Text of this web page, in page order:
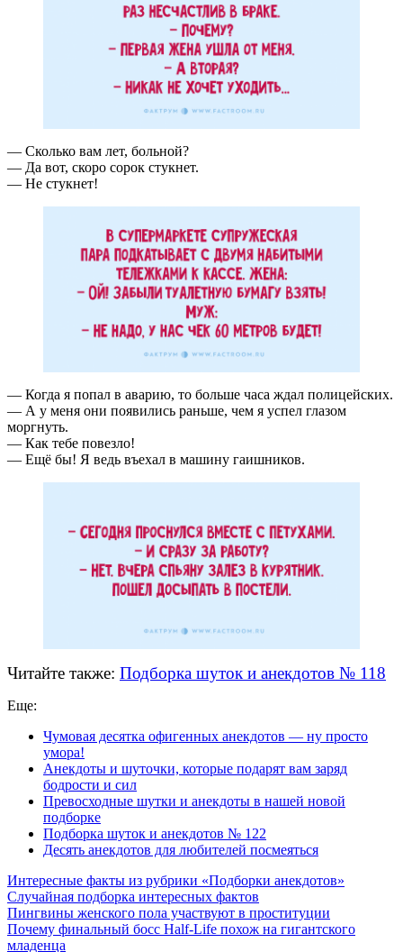
— Сколько вам лет, больной?
— Да вот, скоро сорок стукнет.
— Не стукнет!
— Когда я попал в аварию, то больше часа ждал полицейских.
— А у меня они появились раньше, чем я успел глазом
моргнуть.
— Как тебе повезло!
— Ещё бы! Я ведь въехал в машину гаишников.
Читайте также: Подборка шуток и анекдотов № 118
Еще:
Чумовая десятка офигенных анекдотов — ну просто
умора!
Анекдоты и шуточки, которые подарят вам заряд
бодрости и сил
Превосходные шутки и анекдоты в нашей новой
подборке
Подборка шуток и анекдотов № 122
Десять анекдотов для любителей посмеяться
Интересные факты из рубрики «Подборки анекдотов»
Случайная подборка интересных фактов
Пингвины женского пола участвуют в проституции
Почему финальный босс Half-Life похож на гигантского
младенца